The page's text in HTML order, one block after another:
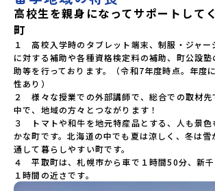
ー対応希望にはお応えしかねる場合がござい
はご遠慮下さい。やむを得ないお取り消しの
事務局までご連絡ください。・キャンセルポ
ない参加お取り消しの場合、以下のルールに
ていただきます。ご了承ください。プログラ
＜7月17日＞から、【キャンセルのご連絡日
く旅行代金】・21日目にあたる日以前：無料
目：20％・7日目-2日目：30％・プログラム
40％・プログラム開始日当日：50％・ご連絡
またはプログラム開始後の解除：100％・催
候などの状況等によって開催を見合わせる可
す。その場合は原則、開催日1週間前までにご
す。又、最少催行人数に達しなかった場合は
高校生を親身になってサポートして
町
１　高校入学時のタブレット端末、制服・ジャー
に対する補助や各種資格検定料の補助、町公設
助等を行っております。（令和7年度時点。年度
性あり）
２　様々な授業での外部講師で、総合での取材
中で、地域の方々とつながります！
３　トマトや和牛を地元特産品とする、人も景
かな町です。北海道の中でも夏は涼しく、冬は雪
通して暮らしやすい町です。
４　平取町は、札幌市から車で１時間50分、新
１時間の近さです。